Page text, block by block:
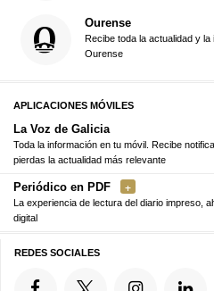
Ourense
Recibe toda la actualidad y
Ourense
APLICACIONES MÓVILES
La Voz de Galicia
Toda la información en tu móvil. Recibe
pierdas la actualidad más relevante
Periódico en PDF
La experiencia de lectura del diario impreso,
digital
REDES SOCIALES